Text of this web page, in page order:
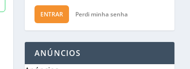
ENTRAR Perdi minha senha
ANÚNCIOS